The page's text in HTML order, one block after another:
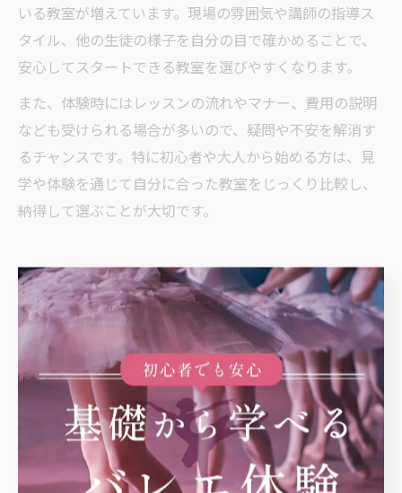
いる教室が増えています。現場の雰囲気や講師の指導ス
タイル、他の生徒の様子を自分の目で確かめることで、
安心してスタートできる教室を選びやすくなります。
また、体験時にはレッスンの流れやマナー、費用の説明
なども受けられる場合が多いので、疑問や不安を解消す
るチャンスです。特に初心者や大人から始める方は、見
学や体験を通じて自分に合った教室をじっくり比較し、
納得して選ぶことが大切です。
子どもに合うバレエ教室とは何か見
極める方法
バレエ教室が子どもに合うか見極める基準
バレエ教室が子どもに本当に合っているかどうかを見極
めるには、いくつかの明確な基準があります。まず、教